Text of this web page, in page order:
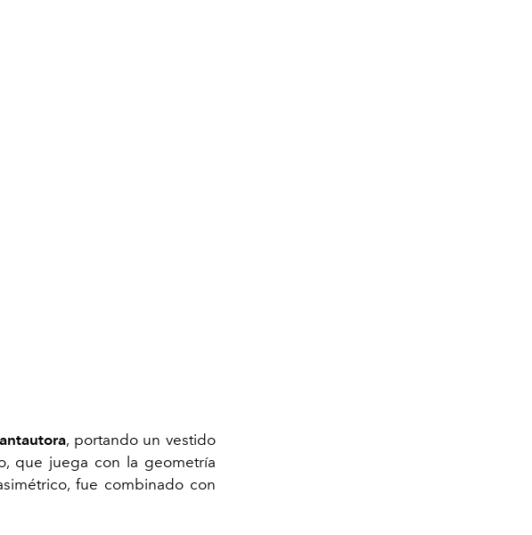
, portando un vestido
que juega con la geometría
fue combinado con